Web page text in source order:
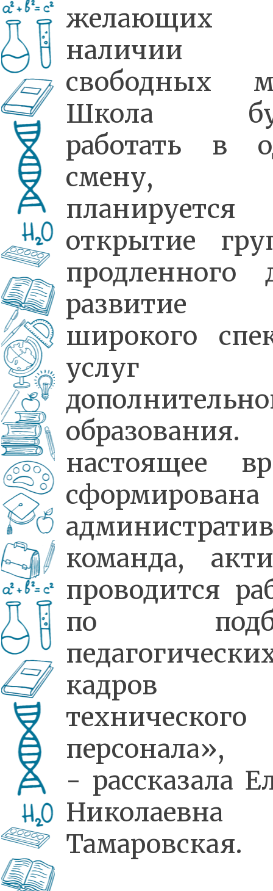
желающих
наличии
свободных
Школа
работать в
смену,
планируется
открытие
продленного
развитие
широкого
услуг
настоящее
сформирована
команда,
проводится
по
технического
персонала»,
- рассказала
Николаевна
Тамаровская.